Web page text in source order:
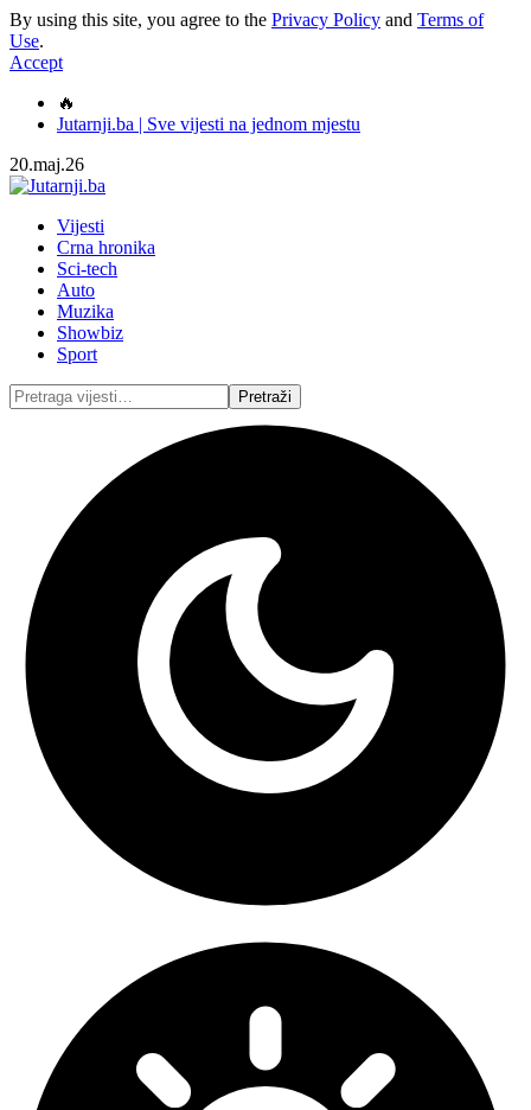
By using this site, you agree to the Privacy Policy and Terms of
Use.
Accept
🔥
Jutarnji.ba | Sve vijesti na jednom mjestu
20.maj.26
Vijesti
Crna hronika
Sci-tech
Auto
Muzika
Showbiz
Sport